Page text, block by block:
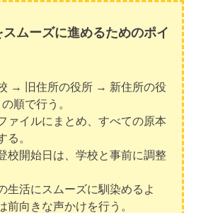
スムーズに進めるためのポイ
→ 旧住所の役所 → 新住所の役
順で行う。
ァイルにまとめ、すべての原本
る。
校開始日は、学校と事前に調整
生活にスムーズに馴染めるよ
前向きな声かけを行う。